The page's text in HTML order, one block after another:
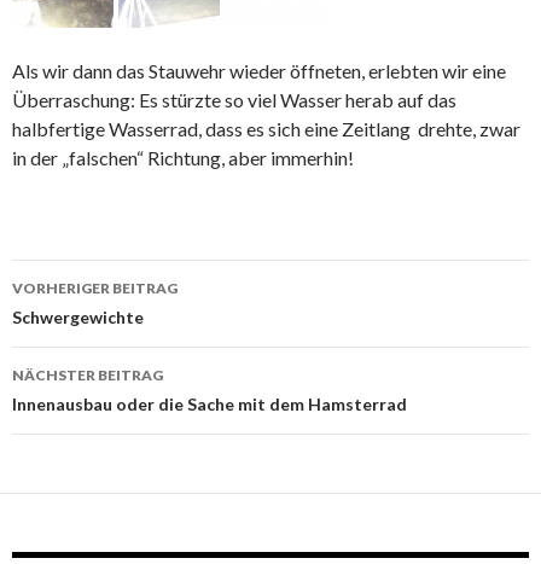
Als wir dann das Stauwehr wieder öffneten, erlebten wir eine
Überraschung: Es stürzte so viel Wasser herab auf das
halbfertige Wasserrad, dass es sich eine Zeitlang drehte, zwar
in der „falschen“ Richtung, aber immerhin!
Beitrags-
Navigation
VORHERIGER BEITRAG
Schwergewichte
NÄCHSTER BEITRAG
Innenausbau oder die Sache mit dem Hamsterrad